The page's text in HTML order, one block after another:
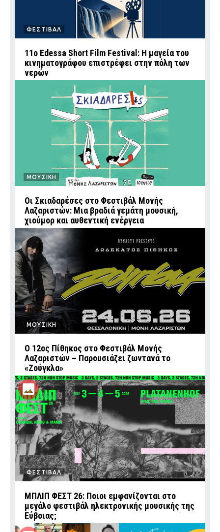
ΦΕΣΤΙΒΑΛ
11ο Edessa Short Film Festival: Η μαγεία του
κινηματογράφου επιστρέφει στην πόλη των
νερών
ΜΟΥΣΙΚΗ
Οι Σκιαδαρέσες στο Φεστιβάλ Μονής
Λαζαριστών: Μια βραδιά γεμάτη μουσική,
χιούμορ και αυθεντική ενέργεια
ΜΟΥΣΙΚΗ
Ο 12ος Πίθηκος στο Φεστιβάλ Μονής
Λαζαριστών – Παρουσιάζει ζωντανά το
«Ζούγκλα»
ΦΕΣΤΙΒΑΛ
ΜΠΛΙΠ ΦΕΣΤ 26: Ποιοι εμφανίζονται στο
μεγάλο φεστιβάλ ηλεκτρονικής μουσικής της
Εύβοιας;